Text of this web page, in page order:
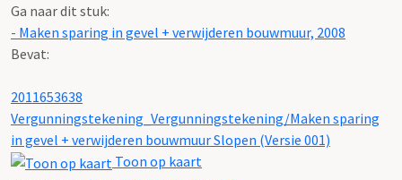
Ga naar dit stuk:
- Maken sparing in gevel + verwijderen bouwmuur, 2008
Bevat:
2011653638
Vergunningstekening_Vergunningstekening/Maken sparing
in gevel + verwijderen bouwmuur Slopen (Versie 001)
Toon op kaart